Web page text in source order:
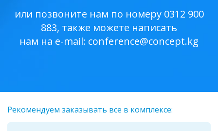
или позвоните нам по номеру 0312 900
883, также можете написать
нам на e-mail: conference@concept.kg
Рекомендуем заказывать все в комплексе: